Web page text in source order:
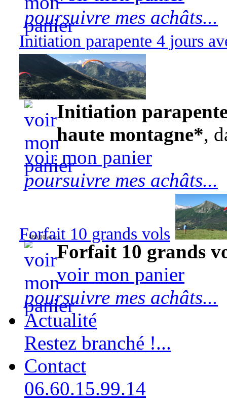
poursuivre mes achâts...
Initiation parapente 4 jours
570,00 euros
Initiation
haute montagne*,
voir mon panier
poursuivre mes achâts...
Forfait 10 grands vols
480,00 euros
Forfait 10 grands
voir mon panier
poursuivre mes achâts...
Actualité
Restez branché !...
Contact
06.60.15.99.14